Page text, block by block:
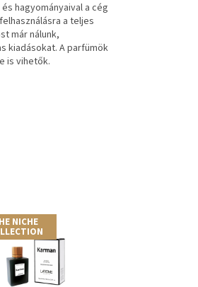
hagyományaival a cég
a teljes
már nálunk,
kiadásokat. A parfümök
is vihetők.
NICHE